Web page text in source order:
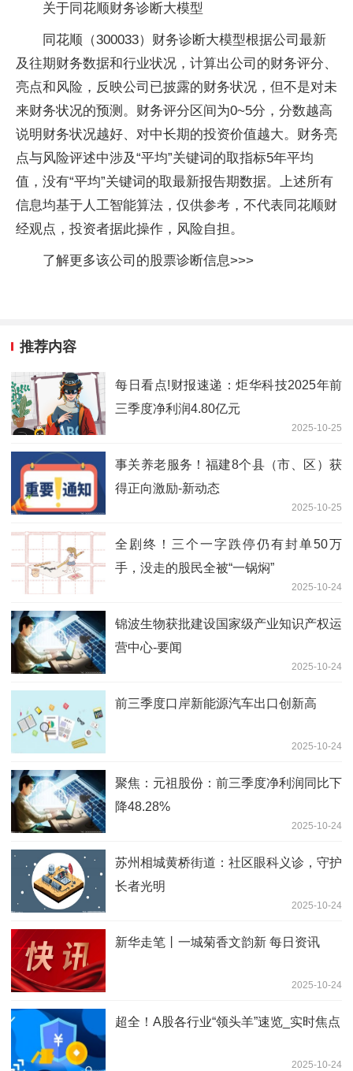
关于同花顺财务诊断大模型
同花顺（300033）财务诊断大模型根据公司最新
及往期财务数据和行业状况，计算出公司的财务评分、
亮点和风险，反映公司已披露的财务状况，但不是对未
来财务状况的预测。财务评分区间为0~5分，分数越高
说明财务状况越好、对中长期的投资价值越大。财务亮
点与风险评述中涉及“平均”关键词的取指标5年平均
值，没有“平均”关键词的取最新报告期数据。上述所有
信息均基于人工智能算法，仅供参考，不代表同花顺财
经观点，投资者据此操作，风险自担。
了解更多该公司的股票诊断信息>>>
推荐内容
每日看点!财报速递：炬华科技2025年前
三季度净利润4.80亿元
2025-10-25
事关养老服务！福建8个县（市、区）获
得正向激励-新动态
2025-10-25
全剧终！三个一字跌停仍有封单50万
手，没走的股民全被“一锅焖”
2025-10-24
锦波生物获批建设国家级产业知识产权运
营中心-要闻
2025-10-24
前三季度口岸新能源汽车出口创新高
2025-10-24
聚焦：元祖股份：前三季度净利润同比下
降48.28%
2025-10-24
苏州相城黄桥街道：社区眼科义诊，守护
长者光明
2025-10-24
新华走笔丨一城菊香文韵新 每日资讯
2025-10-24
超全！A股各行业“领头羊”速览_实时焦点
2025-10-24